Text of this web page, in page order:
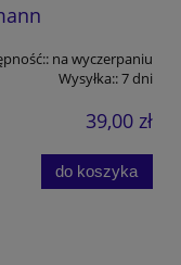
na wyczerpaniu
Wysyłka::7 dni
39,00 zł
do koszyka